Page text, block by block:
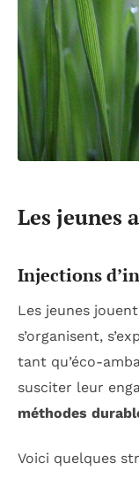
Les jeunes
Injections
Les jeunes
s’organisent,
tant qu’éco-
susciter leur
méthodes
Voici quelques